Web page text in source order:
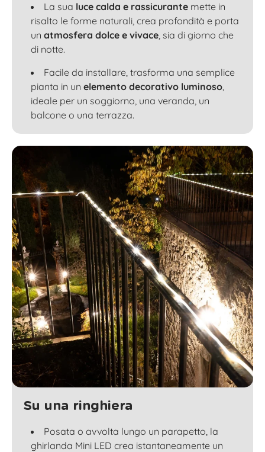
La sua luce calda e rassicurante mette in
risalto le forme naturali, crea profondità e porta
un atmosfera dolce e vivace, sia di giorno che
di notte.
Facile da installare, trasforma una semplice
pianta in un elemento decorativo luminoso,
ideale per un soggiorno, una veranda, un
balcone o una terrazza.
Su una ringhiera
Posata o avvolta lungo un parapetto, la
ghirlanda Mini LED crea istantaneamente un